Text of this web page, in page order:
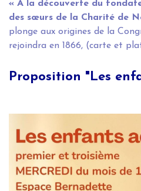
« A la découverte du
des sœurs de la Charité de
plonge aux origines de la
rejoindra en 1866, (carte et
Proposition "Les